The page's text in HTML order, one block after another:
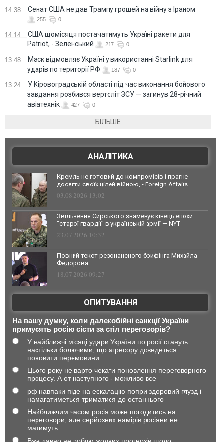
14:38 Сенат США не дав Трампу грошей на війну з Іраном
255 0
14:14
США щомісяця постачатимуть Україні ракети для
Patriot, - Зеленський
217 0
13:48
Маск відмовляє Україні у використанні Starlink для
ударів по території РФ
187 0
13:24
У Кіровоградській області під час виконання бойового
завдання розбився вертоліт ЗСУ — загинув 28-річний
авіатехнік
427 0
БІЛЬШЕ
АНАЛІТИКА
Кремль не готовий до компромісів і прагне
досягти своїх цілей війною, - Foreign Affairs
03.08.2026 13:02
Звільнення Сирського знаменує кінець епохи
"старої гвардії" в українській армії — NYT
23.07.2026 10:32
Повний текст резонансного брифінга Михайла
Федорова
18.07.2026 09:27
ОПИТУВАННЯ
На вашу думку, коли далекобійні санкції України
примусять росію сісти за стіл переговорів?
У найближчі місяці удари України по росії стануть
настільки болючими, що агресору доведеться
поновити перемовини
Цього року не варто чекати поновлення переговорного
процесу. А от наступного - можливо все
рф навпаки піде на ескалацію попри здоровий глузд і
намагатиметься триматися до останнього
Найближчим часом росія може погодитись на
переговори, але серйозних намірів росіяни не
матимуть